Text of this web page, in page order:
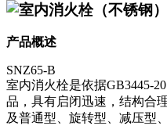
室内消火栓（不锈钢）
产品概述
SNZ65-B
室内消火栓是依据GB3445-
品，具有启闭迅速，结构合
及普通型、旋转型、减压型